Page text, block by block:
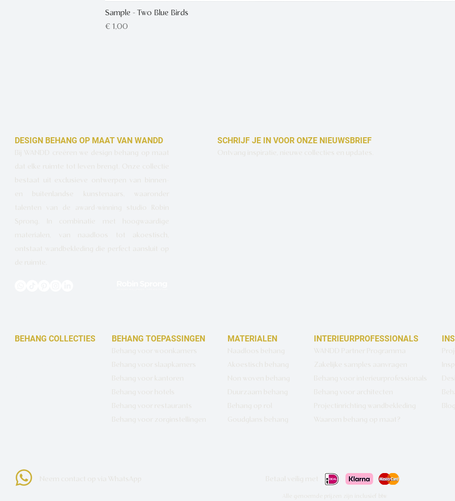
Sample - Two Blue Birds
Prijs
€ 1,00
DESIGN BEHANG OP MAAT VAN WANDD
Bij WANDD creëren we design behang op maat
dat elke ruimte tot leven brengt. Onze collectie
bestaat uit exclusieve ontwerpen van binnen-
en buitenlandse kunstenaars, waaronder
talenten van de award-winning studio Robin
Sprong. In combinatie met hoogwaardige
materialen, van naadloos tot akoestisch,
ontstaat wandbekleding die perfect aansluit op
de ruimte.
SCHRIJF JE IN VOOR ONZE NIEUWSBRIEF
Ontvang inspiratie, nieuwe collecties en updates.
BEHANG COLLECTIES BEHANG TOEPASSINGEN
Behang voor woonkamers
Behang voor slaapkamers
Behang voor kantoren
Behang voor hotels
Behang voor restaurants
Behang voor zorginstellingen
MATERIALEN
Naadloos behang
Akoestisch behang
Non woven behang
Duurzaam behang
Behang op rol
Goudglans behang
INTERIEURPROFESSIONALS
WANDD Partner Programma
Zakelijke samples aanvragen
Behang voor interieurprofessionals
Behang voor architecten
Projectinrichting wandbekleding
Waarom behang op maat?
Blog
Neem contact op via WhatsApp Betaal veilig met
Alle genoemde prijzen zijn inclusief btw